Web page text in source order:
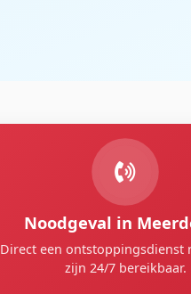
Noodgeval in
Direct een ontstoppingsdienst
zijn 24/7 bereikbaar.